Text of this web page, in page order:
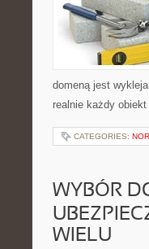
domeną jest
realnie każdy
CATEGORIES:
WYBÓR
WIELU